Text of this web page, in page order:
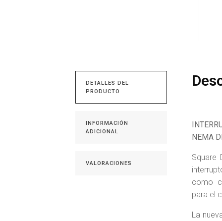
DETALLES DEL
PRODUCTO
INFORMACIÓN
ADICIONAL
VALORACIONES
NEMA
Square
como
para el
La